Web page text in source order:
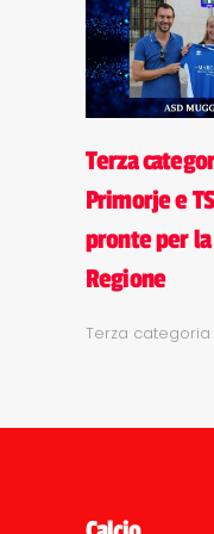
Terza
Primorje e
pronte per la
Regione
Terza categoria